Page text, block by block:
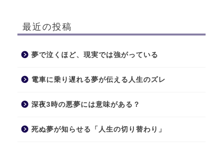
最近の投稿
夢で泣くほど、現実では強がっている
電車に乗り遅れる夢が伝える人生のズレ
深夜3時の悪夢には意味がある？
死ぬ夢が知らせる「人生の切り替わり」